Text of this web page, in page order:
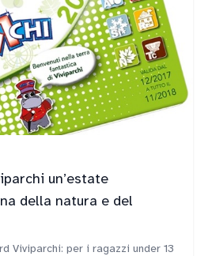
un’estate
della natura e del
Viviparchi: per i ragazzi under 13